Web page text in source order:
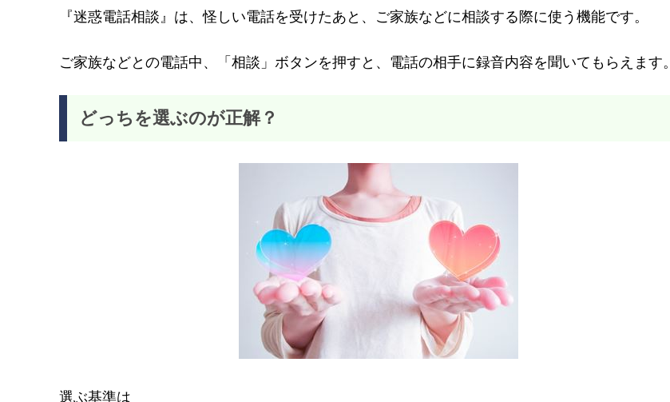
『迷惑電話相談』は、怪しい電話を受けたあと、ご家族などに相談する際に使う機能です。
ご家族などとの電話中、「相談」ボタンを押すと、電話の相手に録音内容を聞いてもらえます。
どっちを選ぶのが正解？
選ぶ基準は